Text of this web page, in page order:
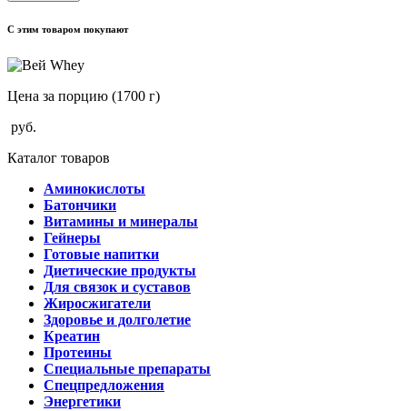
С этим товаром покупают
Цена за порцию (1700 г)
руб.
Каталог товаров
Аминокислоты
Батончики
Витамины и минералы
Гейнеры
Готовые напитки
Диетические продукты
Для связок и суставов
Жиросжигатели
Здоровье и долголетие
Креатин
Протеины
Специальные препараты
Спецпредложения
Энергетики